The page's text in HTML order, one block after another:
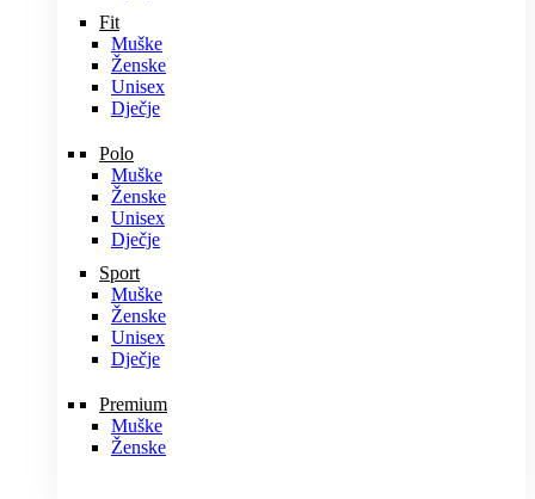
Fit
Muške
Ženske
Unisex
Dječje
Polo
Muške
Ženske
Unisex
Dječje
Sport
Muške
Ženske
Unisex
Dječje
Premium
Muške
Ženske